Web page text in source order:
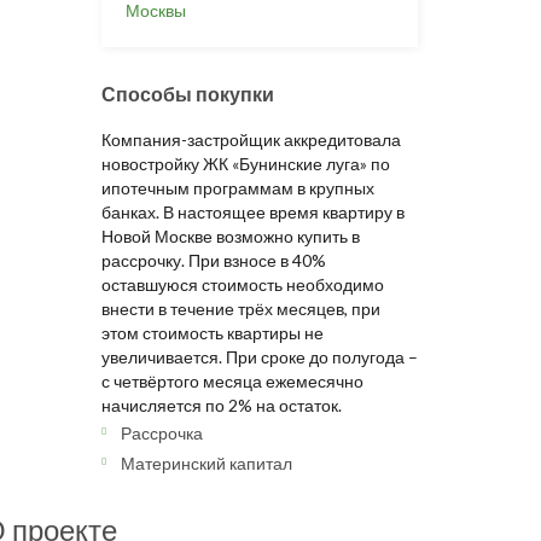
Москвы
Способы покупки
Компания-застройщик аккредитовала
новостройку ЖК «Бунинские луга» по
ипотечным программам в крупных
банках. В настоящее время квартиру в
Новой Москве возможно купить в
рассрочку. При взносе в 40%
оставшуюся стоимость необходимо
внести в течение трёх месяцев, при
этом стоимость квартиры не
увеличивается. При сроке до полугода –
с четвёртого месяца ежемесячно
начисляется по 2% на остаток.
Рассрочка
Материнский капитал
проекте